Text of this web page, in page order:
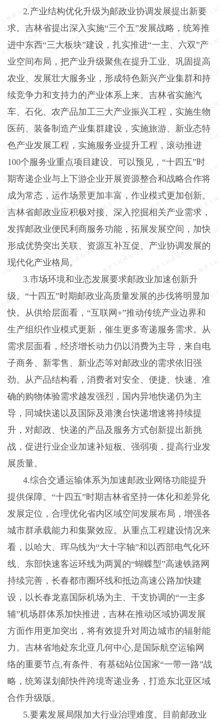
2.产业结构优化升级为邮政业协调发展提出新要
求。吉林省提出深入实施“三个五”发展战略，统筹推
进中东西“三大板块”建设，扎实推进“一主、六双”产
业空间布局，把产业升级聚焦在提升工业、巩固提高
农业、发展壮大服务业，形成特色新兴产业集群和持
续竞争力和支持力的产业体系上来。吉林省实施汽
车、石化、农产品加工三大产业振兴工程，实施生物
医药、装备制造产业集群建设，实施旅游、新业态特
色产业发展工程，实施服务业提升工程，滚动推进
100个服务业重点项目建设。可以预见，“十四五”时
期寄递企业与上下游企业开展资源整合和战略合作将
成为常态，运作场景更加丰富，作业模式更加创新。
吉林省邮政业应积极对接、深入挖掘相关产业需求，
发挥邮政业便民利商服务功能，拓展发展空间，加快
形成优势突出关联、资源互补互促、产业协调发展的
现代化产业格局。
3.市场环境和业态发展要求邮政业加速创新升
级。 “十四五”时期邮政业高质量发展的步伐将明显加
快。从供给层面看，“互联网+”推动传统产业边界和
生产组织作业模式更新，催生更多寄递服务需求。从
需求层面看，经济增长动力仍以消费为主导，来自电
子商务、新零售、新业态等对邮政业的需求依旧强
劲。从产品结构看，消费者对安全、便捷、快速、准
确的购物体验需求越发强烈，国内异地快递仍为主
导，同城快递以及国际及港澳台快递增速将持续提
升，对邮政、快递的产品及服务方式创新提出新挑
战，促进行业企业加速补短板、强弱项，提高行业发
展质量。
4.综合交通运输体系为加速邮政业网络功能提升
提供保障。 “十四五”时期吉林省坚持一体化和差异化
发展定位，合理优化省内区域空间发展布局，增强各
城市群承载能力和集聚效应。从重点工程建设情况来
看，以哈大、珲乌线为“大十字轴”和以西部电气化环
线、东部快速客运环线为两翼的“蝴蝶型”高速铁路网
持续完善，长春都市圈环线和抵边高速公路加快建
设，以长春龙嘉国际机场为主、干支协调的“一主多
辅”机场群体系加快推进，吉林在推动区域协调发展
方面作用更加突出，将有效提升对周边城市的辐射能
力。吉林省地处东北亚几何中心,是国际航空运输网
络的重要节点,有条件、有基础站位国家“一带一路”战
略，统筹谋划邮快件跨境寄递业务，打造东北亚区域
合作升级版。
5.要素发展局限加大行业治理难度。目前邮政业